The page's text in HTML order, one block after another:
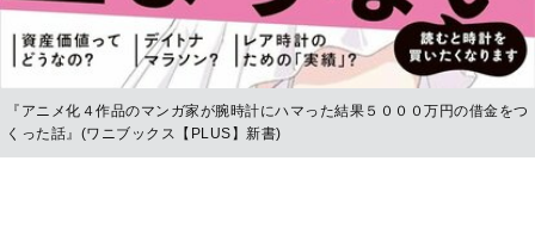
『アニメ化４作品のマンガ家が腕時計にハマった結果５０００万円の借金をつ
くった話』(ワニブックス【PLUS】新書)